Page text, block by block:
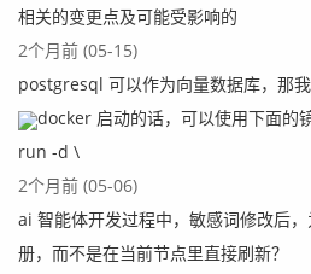
相关的变更点及可能受影响的
2个月前 (05-15)
postgresql 可以作为向量数据库，那我
docker 启动的话，可以使用下面
run -d \
2个月前 (05-06)
ai 智能体开发过程中，敏感词修改后
册，而不是在当前节点里直接刷新？